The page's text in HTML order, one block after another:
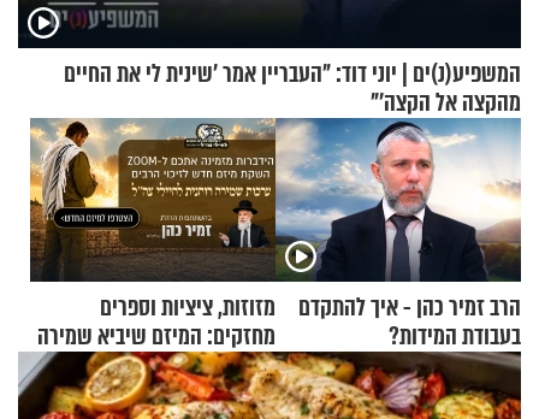
המשפיע(נ)ים | יוני דוד: "העבריין אמר 'שינית לי את החיים
מהקצה אל הקצה'"
הרב זמיר כהן - איך להתקדם
בעבודת המידות?
מזוזות, ציציות וספרים
מחזקים: המיזם שיביא שמירה
רוחנית לאלפי חיילי צה"ל